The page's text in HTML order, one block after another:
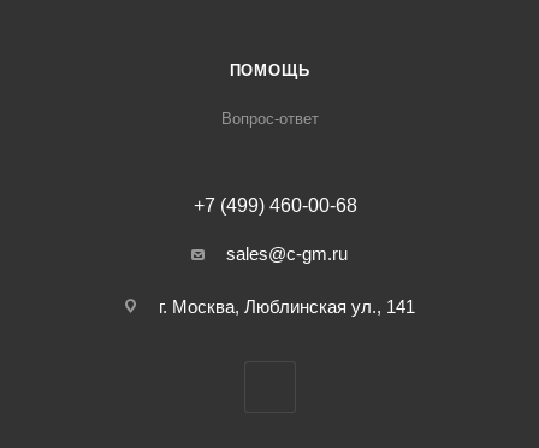
ПОМОЩЬ
Вопрос-ответ
+7 (499) 460-00-68
sales@c-gm.ru
г. Москва, Люблинская ул., 141